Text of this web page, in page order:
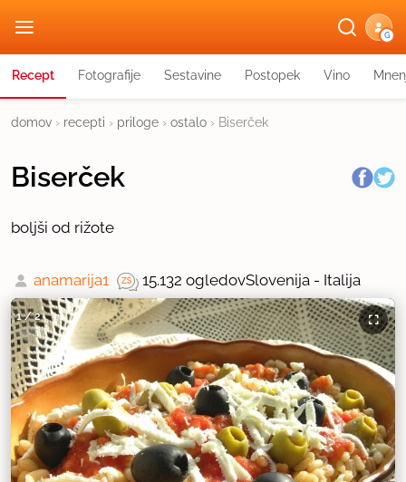
G
Recept Fotografije Sestavine Postopek Vino
domov › recepti › priloge › ostalo › Biserček
Biserček
boljši od rižote
anamarija1 15.132 ogledovSlovenija - Italija
1/2